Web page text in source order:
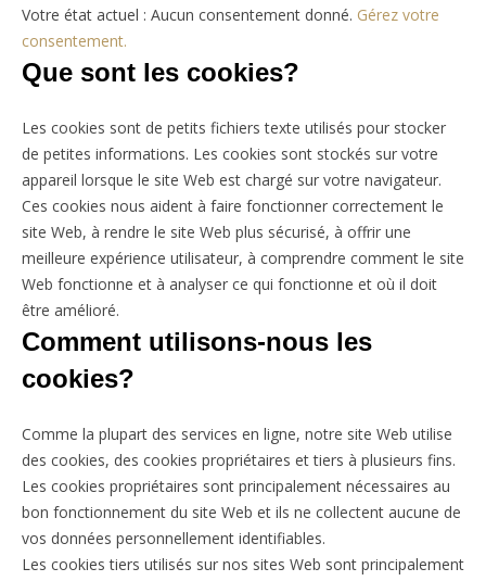
Votre état actuel : Aucun consentement donné. Gérez votre
consentement.
Que sont les cookies?
Les cookies sont de petits fichiers texte utilisés pour stocker
de petites informations. Les cookies sont stockés sur votre
appareil lorsque le site Web est chargé sur votre navigateur.
Ces cookies nous aident à faire fonctionner correctement le
site Web, à rendre le site Web plus sécurisé, à offrir une
meilleure expérience utilisateur, à comprendre comment le site
Web fonctionne et à analyser ce qui fonctionne et où il doit
être amélioré.
Comment utilisons-nous les
cookies?
Comme la plupart des services en ligne, notre site Web utilise
des cookies, des cookies propriétaires et tiers à plusieurs fins.
Les cookies propriétaires sont principalement nécessaires au
bon fonctionnement du site Web et ils ne collectent aucune de
vos données personnellement identifiables.
Les cookies tiers utilisés sur nos sites Web sont principalement